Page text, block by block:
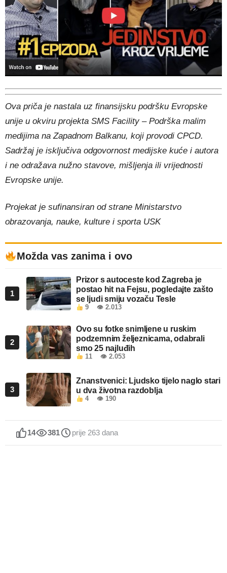
Ova priča je nastala uz finansijsku podršku Evropske
unije u okviru projekta SMS Facility – Podrška malim
medijima na Zapadnom Balkanu, koji provodi CPCD.
Sadržaj je isključiva odgovornost medijske kuće i autora
i ne odražava nužno stavove, mišljenja ili vrijednosti
Evropske unije.
Projekat je sufinansiran od strane Ministarstvo
obrazovanja, nauke, kulture i sporta USK
Možda vas zanima i ovo
1
Prizor s autoceste kod Zagreba je
postao hit na Fejsu, pogledajte zašto
se ljudi smiju vozaču Tesle
9 👁 2.013
2
Ovo su fotke snimljene u ruskim
podzemnim željeznicama, odabrali
smo 25 najluđih
11 👁 2.053
3
Znanstvenici: Ljudsko tijelo naglo stari
u dva životna razdoblja
4 👁 190
14 381 prije 263 dana